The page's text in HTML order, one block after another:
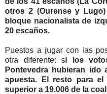
otros 2 (Ourense y
bloque nacionalista de
20 escaños.
Puestos a jugar con las
otra diferente: si los
Pontevedra hubieran ido
apuesta. El resto para
superior a 19.006 de la